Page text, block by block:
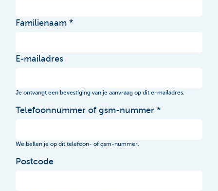
Familienaam
E-mailadres
Je ontvangt een bevestiging van je aanvraag op dit e-mailadres.
Telefoonnummer of gsm-nummer
We bellen je op dit telefoon- of gsm-nummer.
Postcode